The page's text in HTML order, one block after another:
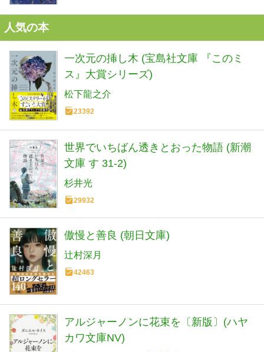
人気の本
一次元の挿し木 (宝島社文庫 『このミ
ス』大賞シリーズ)
松下龍之介
23392
世界でいちばん透きとおった物語 (新潮
文庫 す 31-2)
杉井光
29932
傲慢と善良 (朝日文庫)
辻村深月
42463
アルジャーノンに花束を〔新版〕(ハヤ
カワ文庫NV)